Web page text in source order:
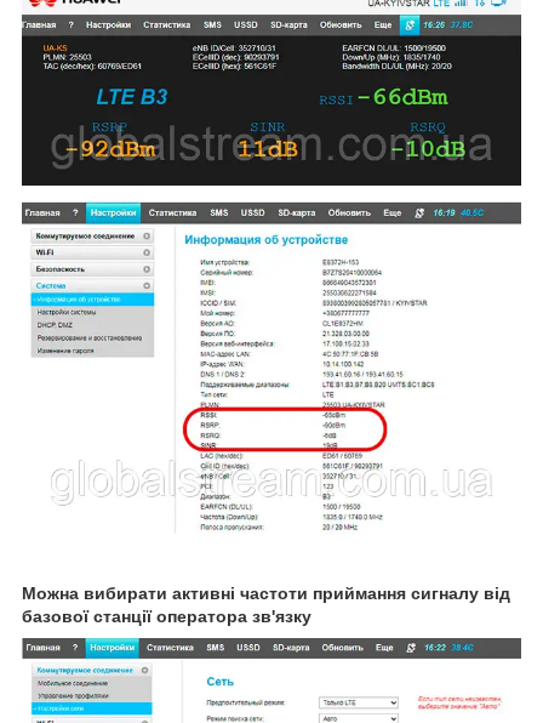
Можна вибирати активні частоти приймання сигналу від
базової станції оператора зв'язку